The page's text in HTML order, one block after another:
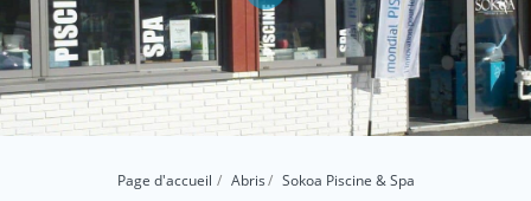
Page d'accueil Abris Sokoa Piscine & Spa